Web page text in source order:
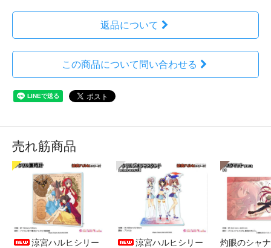
返品について
この商品について問い合わせる
売れ筋商品
涼宮ハルヒシリー
涼宮ハルヒシリー
灼眼のシャ